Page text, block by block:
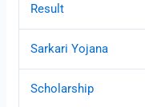
Result
Sarkari Yojana
Scholarship